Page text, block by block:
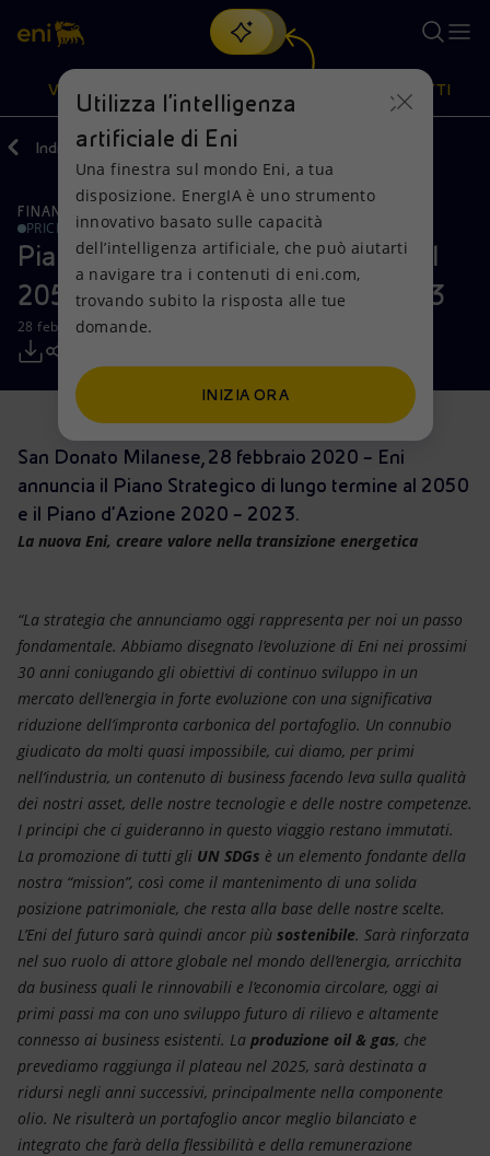
Cerca
scopri EnergIA, la nostra nuova soluzione di intelligenza
artificiale.
VISIONE
Visione
Mission e valori
Persone e Partnership
Net Zero
Modello satellitare
Energia accessibile
Innovazione
Azioni
Diversificazione energetica
Tecnologie per la transizione
Collaborazioni per l'innovazione
Attività nel mondo
PRODOTTI
Prodotti
Imprese
Mobilità
Indietro Media Comunicati Stampa
FINANZA, STRATEGIA E REPORT
PRICE SENSITIVE
Piano strategico di lungo termine al
2050 e Piano d’azione 2020 - 2023
28 febbraio 2020 - 07:00 CET
San Donato Milanese, 28 febbraio 2020 – Eni
annuncia il Piano Strategico di lungo termine al 2050
e il Piano d’Azione 2020 – 2023.
La nuova Eni, creare valore nella transizione energetica
“La strategia che annunciamo oggi rappresenta per noi un passo
fondamentale. Abbiamo disegnato l’evoluzione di Eni nei prossimi
30 anni coniugando gli obiettivi di continuo sviluppo in un
mercato dell’energia in forte evoluzione con una significativa
riduzione dell’impronta carbonica del portafoglio. Un connubio
giudicato da molti quasi impossibile, cui diamo, per primi
nell’industria, un contenuto di business facendo leva sulla qualità
dei nostri asset, delle nostre tecnologie e delle nostre competenze.
I principi che ci guideranno in questo viaggio restano immutati.
La promozione di tutti gli UN SDGs è un elemento fondante della
nostra “mission”, così come il mantenimento di una solida
posizione patrimoniale, che resta alla base delle nostre scelte.
L’Eni del futuro sarà quindi ancor più sostenibile. Sarà rinforzata
nel suo ruolo di attore globale nel mondo dell’energia, arricchita
da business quali le rinnovabili e l’economia circolare, oggi ai
primi passi ma con uno sviluppo futuro di rilievo e altamente
connesso ai business esistenti. La produzione oil & gas, che
prevediamo raggiunga il plateau nel 2025, sarà destinata a
ridursi negli anni successivi, principalmente nella componente
olio. Ne risulterà un portafoglio ancor meglio bilanciato e
integrato che farà della flessibilità e della remunerazione
Utilizza l'intelligenza
artificiale di Eni
Una finestra sul mondo Eni, a tua
disposizione. EnergIA è uno strumento
innovativo basato sulle capacità
dell’intelligenza artificiale, che può aiutarti
a navigare tra i contenuti di eni.com,
trovando subito la risposta alle tue
domande.
INIZIA ORA